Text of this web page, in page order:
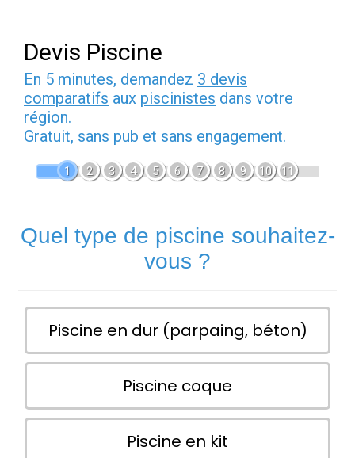
Devis Piscine
En 5 minutes, demandez 3 devis
comparatifs aux piscinistes dans votre
région.
Gratuit, sans pub et sans engagement.
1 2 3 4 5 6 7 8 9 10 11
Quel type de piscine souhaitez-
vous ?
Piscine en dur (parpaing, béton)
Piscine coque
Piscine en kit